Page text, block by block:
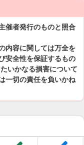
催者発行のものと照合
内容に関しては万全を
安全性を保証するもの
いかなる損害について
一切の責任を負いかね